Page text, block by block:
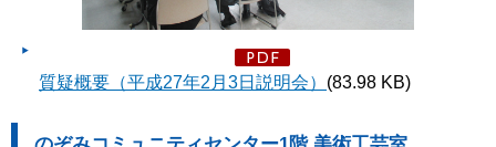
質疑概要（平成27年2月3日説明会） (83.98 KB)